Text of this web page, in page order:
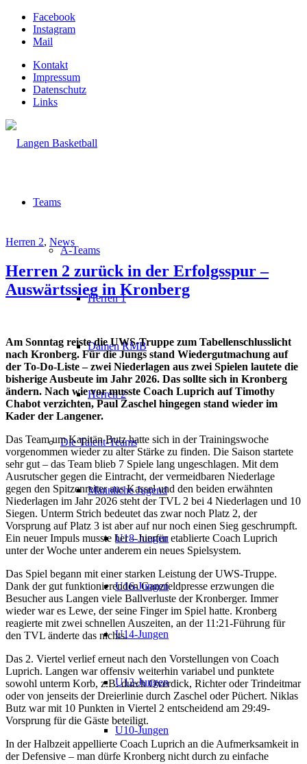
Facebook
Instagram
Mail
Kontakt
Impressum
Datenschutz
Links
Teams
A-Teams
Herren 1
Damen RMB
Herren 2
Die Talent-Teams
Männliche Jugend
U18-Jungen
U16-Jungen
U14-Jungen
U12-Jungen
U10-Jungen
Herren 2, News
Herren 2 zurück in der Erfolgsspur –
Auswärtssieg in Kronberg
Am Sonntag reiste die UWS-Truppe zum Tabellenschlusslicht
nach Kronberg. Für die Jungs stand Wiedergutmachung auf
der To-Do-Liste – zwei Niederlagen aus zwei Spielen lautete die
bisherige Ausbeute im Jahr 2026. Das sollte sich in Kronberg
ändern. Nach wie vor musste Coach Luprich auf Timothy
Chabot verzichten, Paul Zaschel hingegen stand wieder im
Kader der Langener.
Das Team um Kapitän Butz hatte sich in der Trainingswoche
vorgenommen wieder zu alter Stärke zu finden. Die Saison startete
sehr gut – das Team blieb 7 Spiele lang ungeschlagen. Mit dem
Ausrutscher gegen die Eintracht, der vermeidbaren Niederlage
gegen den Spitzenreiter aus Kassel und den beiden erwähnten
Niederlagen im Jahr 2026 steht der TVL 2 bei 4 Niederlagen und 10
Siegen. Unterm Strich bedeutet das zwar noch Platz 2, der
Vorsprung auf Platz 3 ist aber auf nur noch einen Sieg geschrumpft.
Ein neuer Impuls musste her – hierfür etablierte Coach Luprich
unter der Woche unter anderem ein neues Spielsystem.
Das Spiel begann mit einer starken Leistung der UWS-Truppe.
Dank der gut funktionierenden Ganzfeldpresse erzwungen die
Besucher aus Langen viele Ballverluste der Kronberger. Immer
wieder war es Lewe, der seine Finger im Spiel hatte. Kronberg
reagierte mit zwei schnellen Auszeiten, an der 11:21-Führung für
den TVL änderte das nichts.
Das 2. Viertel verlief erneut nach den Vorstellungen von Coach
Luprich. Langen war offensiv weiterhin variabel und punktete
sowohl unterm Korb, z.B. durch Overdick, Richter oder Trindeitmar
oder von jenseits der Dreierlinie durch Zaschel oder Püchert. Niklas
Butz war mit 10 Punkten in Viertel 2 entscheidend am 29:49-
Vorsprung für die Gäste beteiligt.
In der Halbzeit appellierte Coach Luprich an die Aufmerksamkeit in
der Defensive – man dürfe Kronberg nicht durch zu einfache